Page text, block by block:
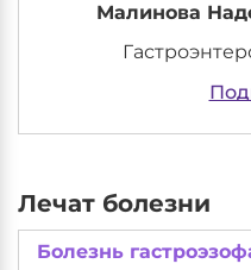
Малинова
Лечат болезни
Болезнь